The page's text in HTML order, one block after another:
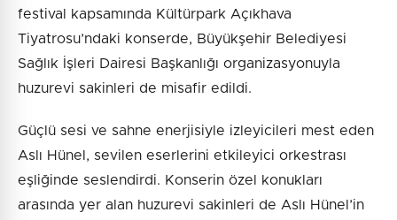
festival kapsamında Kültürpark Açıkhava
Tiyatrosu’ndaki konserde, Büyükşehir Belediyesi
Sağlık İşleri Dairesi Başkanlığı organizasyonuyla
huzurevi sakinleri de misafir edildi.
Güçlü sesi ve sahne enerjisiyle izleyicileri mest eden
Aslı Hünel, sevilen eserlerini etkileyici orkestrası
eşliğinde seslendirdi. Konserin özel konukları
arasında yer alan huzurevi sakinleri de Aslı Hünel’in